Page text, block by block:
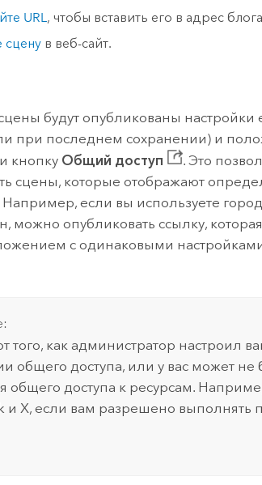
URL , чтобы вставить его в адрес
сценув веб-сайт.
будут опубликованы настройки
при последнем сохранении) и
кнопку Общий доступ
. Это
сцены, которые отображают
если вы используете
можно опубликовать ссылку, которая
с одинаковыми
того, как администратор настроил
общего доступа, или у вас может не
общего доступа к ресурсам.
и X, если вам разрешено выполнять